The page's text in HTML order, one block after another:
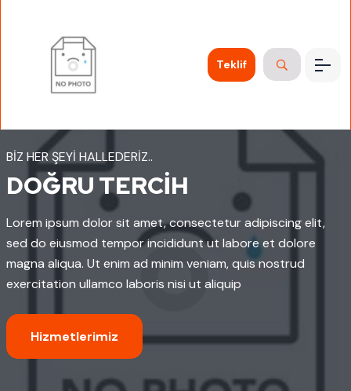
Teklif
BIZ HER ŞEYI HALLEDERIZ..
DOĞRU TERCIH
Lorem ipsum dolor sit amet, consectetur adipiscing elit,
sed do eiusmod tempor incididunt ut labore et dolore
magna aliqua. Ut enim ad minim veniam, quis nostrud
exercitation ullamco laboris nisi ut aliquip
Hizmetlerimiz